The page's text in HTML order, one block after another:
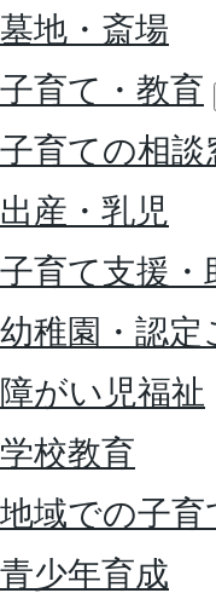
墓地・斎場
子育て・教育
子育ての相談
出産・乳児
子育て支援・
幼稚園・認定
障がい児福祉
学校教育
地域での子育
青少年育成